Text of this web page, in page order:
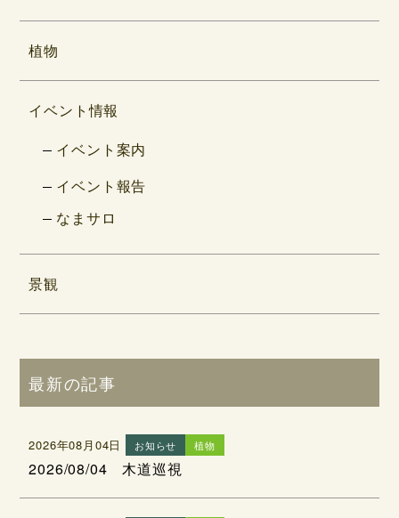
植物
イベント情報
イベント案内
イベント報告
なまサロ
景観
最新の記事
2026年08月04日 お知らせ 植物
2026/08/04 木道巡視